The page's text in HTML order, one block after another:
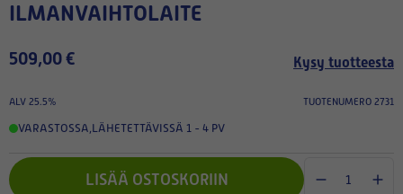
ILMANVAIHTOLAITE
509,00 € Kysy tuotteesta
ALV 25.5% TUOTENUMERO 2731
VARASTOSSA,LÄHETETTÄVISSÄ 1 - 4 PV
LISÄÄ OSTOSKORIIN